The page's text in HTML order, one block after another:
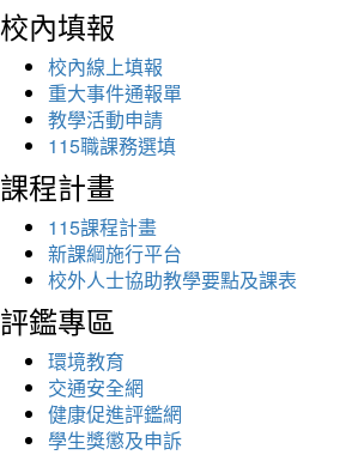
校內填報
校內線上填報
重大事件通報單
教學活動申請
115職課務選填
課程計畫
115課程計畫
新課綱施行平台
校外人士協助教學要點及課表
評鑑專區
環境教育
交通安全網
健康促進評鑑網
學生獎懲及申訴